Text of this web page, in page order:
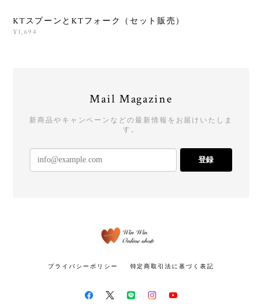
KTスプーンとKTフォーク（セット販売）
¥1,694
Mail Magazine
新商品やキャンペーンなどの最新情報をお届けいたしま
す。
登録
プライバシーポリシー 特定商取引法に基づく表記